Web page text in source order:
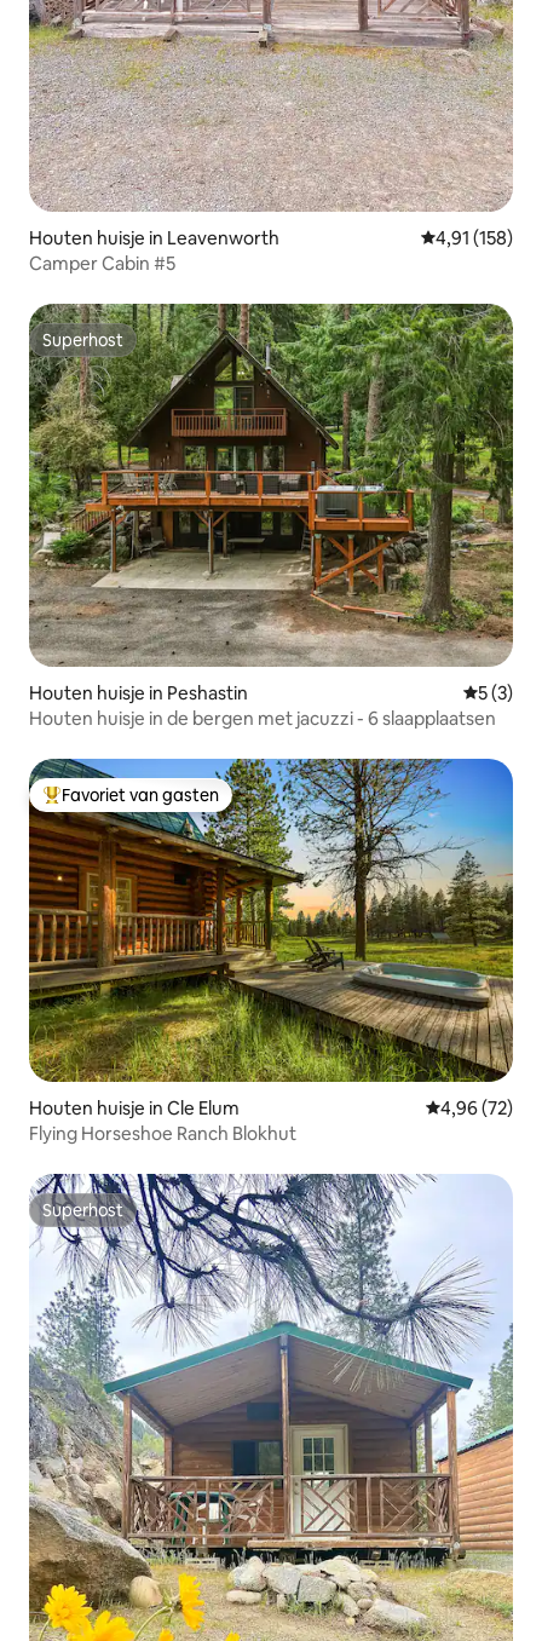
Houten huisje in Leavenworth Gemiddelde
4,91 (158)
Camper Cabin #5
Superhost
Superhost
Houten huisje in Peshastin
5 (3)
Houten huisje in de bergen met jacuzzi - 6 slaapplaatsen
Topfavoriet van gasten
Favoriet van gasten
Houten huisje in Cle Elum Gemiddelde
4,96 (72)
Flying Horseshoe Ranch Blokhut
Superhost
Superhost